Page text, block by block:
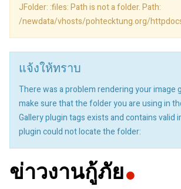
JFolder: :files: Path is not a folder. Path:
/newdata/vhosts/pohtecktung.org/
แจ้งให้ทราบ
There was a problem rendering your image
make sure that the folder you are using in
Gallery plugin tags exists and contains valid
plugin could not locate the folder:
ข่าวงานกู้ภัย